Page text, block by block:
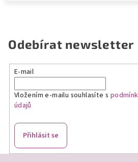
Odebírat newsletter
E-mail
Vložením e-mailu souhlasíte s
údajů
Přihlásit se